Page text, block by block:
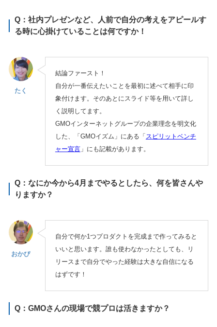
Q：社内プレゼンなど、人前で自分の考えをアピールす
る時に心掛けていることは何ですか！
たく
結論ファースト！
自分が一番伝えたいことを最初に述べて相手に印
象付けます。そのあとにスライド等を用いて詳し
く説明してます。
GMOインターネットグループの企業理念を明文化
した、「GMOイズム」にある「 スピリットベンチ
ャー宣言」にも記載があります。
Q：なにか今から4月までやるとしたら、何を皆さんや
りますか？
おかぴ
自分で何か1つプロダクトを完成まで作ってみると
いいと思います。誰も使わなかったとしても、リ
リースまで自分でやった経験は大きな自信になる
はずです！
Q：GMOさんの現場で競プロは活きますか？